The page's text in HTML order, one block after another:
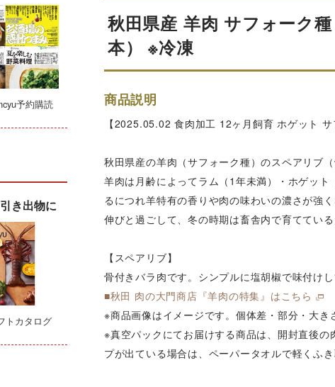
秋田県産 羊肉 サフォーク
本） ※冷凍
商品説明
【2025.05.02 食肉加工 12ヶ月飼育 ホゲット サ
秋田県産の羊肉（サフォーク種）のスペアリブ
羊肉は月齢によってラム（1年未満）・ホゲッ
るにつれ羊特有の香りや肉の味わいの濃さが強
伸びと過ごして、冬の時期は畜舎内で育ててい
【スペアリブ】
骨付きバラ肉です。シンプルに塩胡椒で味付け
■秋田 肉の大門商店『羊肉の特集』はこちら
※商品画像はイメージです。個体差・部分・大き
※真空パックにてお届けする商品は、開封直後
プが出ている場合は、ペーパータオルで軽くふき
予約購読
き出物に
トカタログ